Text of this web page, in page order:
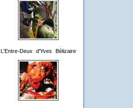
L'Entre-Deux d'Yves Bélizaire